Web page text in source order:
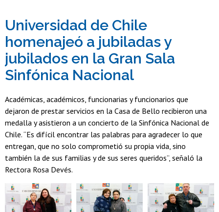
Funcionarias/os
Egresadas/os
Universidad de Chile
homenajeó a jubiladas y
jubilados en la Gran Sala
Sinfónica Nacional
Académicas, académicos, funcionarias y funcionarios que
dejaron de prestar servicios en la Casa de Bello recibieron una
medalla y asistieron a un concierto de la Sinfónica Nacional de
Chile. “Es difícil encontrar las palabras para agradecer lo que
entregan, que no solo comprometió su propia vida, sino
también la de sus familias y de sus seres queridos”, señaló la
Rectora Rosa Devés.
Zoom
Zoom Zoom